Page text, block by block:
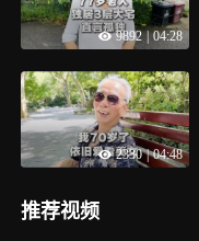
9892 04:28
2330 | 04:48
推荐视频